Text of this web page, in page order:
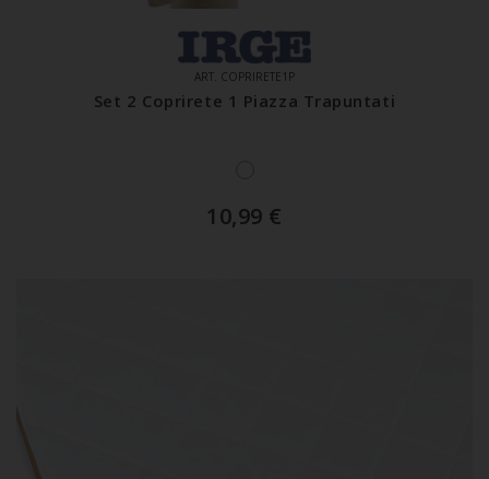
ART. COPRIRETE1P
Set 2 Coprirete 1 Piazza Trapuntati
10,99 €